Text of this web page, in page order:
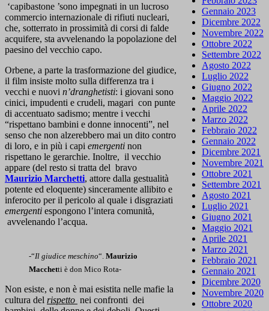
‘capibastone ’sono impegnati in un lucroso
commercio internazionale di rifiuti nucleari,
che, sotterrato in prossimità di corsi di falde
acquifere, sta avvelenando la popolazione del
paesino del vecchio capo.
Orbene, a parte la trasformazione del giudice,
il film insiste molto sulla differenza tra i
vecchi e nuovi n’dranghetisti: i giovani sono
cinici, impudenti e crudeli, magari con punte
di accentuato sadismo; mentre i vecchi
“rispettano bambini e donne innocenti”, nel
senso che non alzerebbero mai un dito contro
di loro, e in più i capi emergenti non
rispettano le gerarchie. Inoltre, il vecchio
appare (del resto si tratta del bravo
Maurizio Marchetti, attore dalla gestualità
potente ed eloquente) sinceramente allibito e
inferocito per il pericolo al quale i disgraziati
emergenti espongono l’intera comunità,
avvelenando l’acqua.
-“Il giudice meschino“. Maurizio
Macchetti è don Mico Rota-
Non esiste, e non è mai esistita nelle mafie la
cultura del rispetto nei confronti dei
Gennaio 2023
Dicembre 2022
Novembre 2022
Ottobre 2022
Settembre 2022
Agosto 2022
Luglio 2022
Giugno 2022
Maggio 2022
Aprile 2022
Marzo 2022
Febbraio 2022
Gennaio 2022
Dicembre 2021
Novembre 2021
Ottobre 2021
Settembre 2021
Agosto 2021
Luglio 2021
Giugno 2021
Maggio 2021
Aprile 2021
Marzo 2021
Febbraio 2021
Gennaio 2021
Dicembre 2020
Novembre 2020
Ottobre 2020